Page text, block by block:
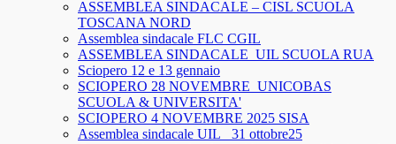
ASSEMBLEA SINDACALE – CISL SCUOLA
TOSCANA NORD
Assemblea sindacale FLC CGIL
ASSEMBLEA SINDACALE_UIL SCUOLA RUA
Sciopero 12 e 13 gennaio
SCIOPERO 28 NOVEMBRE_UNICOBAS
SCUOLA & UNIVERSITA'
SCIOPERO 4 NOVEMBRE 2025 SISA
Assemblea sindacale UIL_ 31 ottobre25